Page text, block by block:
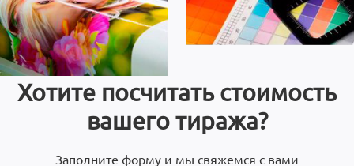
Хотите посчитать стоимость
вашего тиража?
Заполните форму и мы свяжемся с вами